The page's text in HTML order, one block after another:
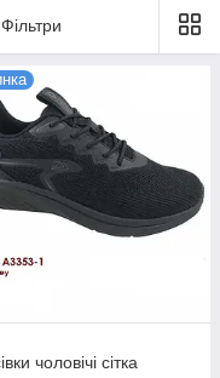
Фільтри
чоловічі сітка